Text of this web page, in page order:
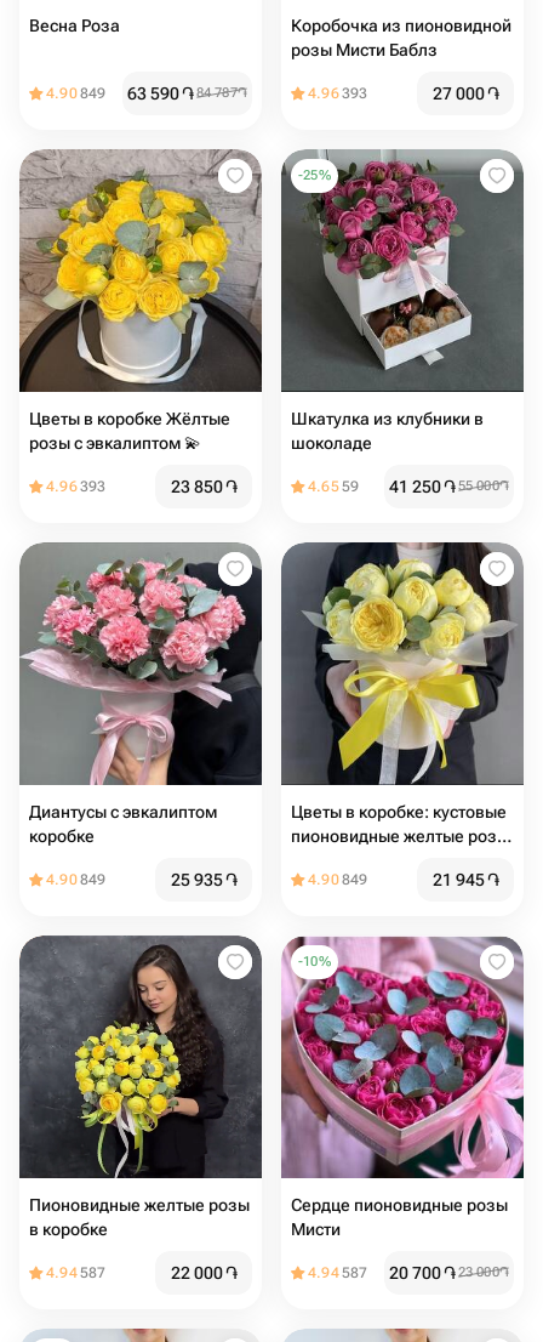
Весна Роза
4.90849 63 590֏84 787֏
Коробочка из пионовидной
розы Мисти Баблз
4.96393 27 000֏
Цветы в коробке Жёлтые
розы с эвкалиптом 💫
4.96393 23 850֏
-25%
Шкатулка из клубники в
шоколаде
4.6559 41 250֏55 000֏
Диантусы с эвкалиптом
коробке
4.90849 25 935֏
Цветы в коробке: кустовые
пионовидные желтые розы
4.90849 21 945֏
Пионовидные желтые розы
в коробке
4.94587 22 000֏
-10%
Сердце пионовидные розы
Мисти
4.94587 20 700֏23 000֏